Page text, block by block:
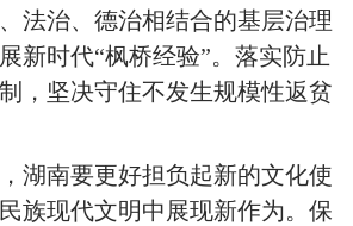
法治、德治相结合的基层治理
新时代“枫桥经验”。落实防止
，坚决守住不发生规模性返贫
南要更好担负起新的文化使
族现代文明中展现新作为。保